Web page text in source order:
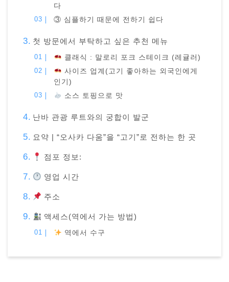
다
③ 심플하기 때문에 전하기 쉽다
첫 방문에서 부탁하고 싶은 추천 메뉴
클래식 : 말로리 포크 스테이크 (레귤러)
사이즈 업계(고기 좋아하는 외국인에게
인기)
소스 토핑으로 맛
난바 관광 루트와의 궁합이 발군
요약 | “오사카 다움”을 “고기”로 전하는 한 곳
점포 정보:
영업 시간
주소
액세스(역에서 가는 방법)
역에서 수구